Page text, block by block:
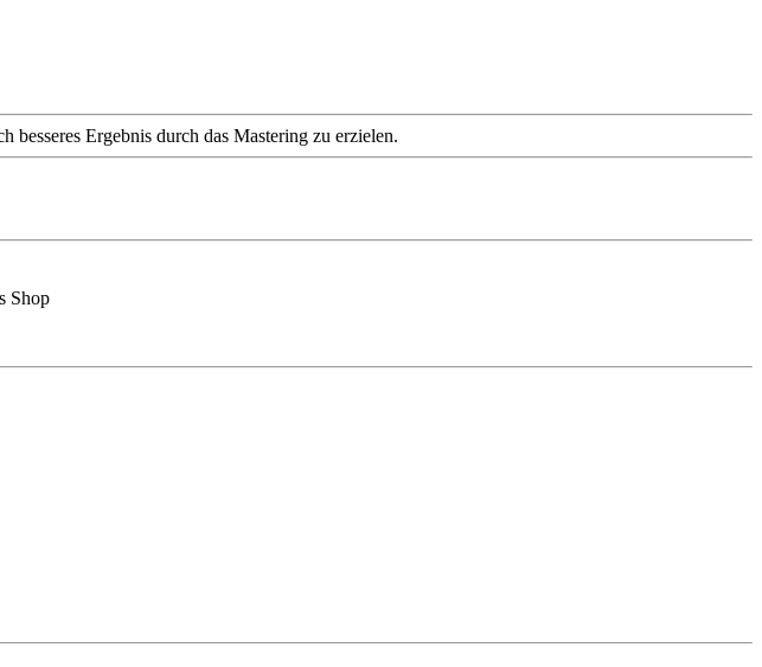
besseres Ergebnis durch das Mastering zu erzielen.